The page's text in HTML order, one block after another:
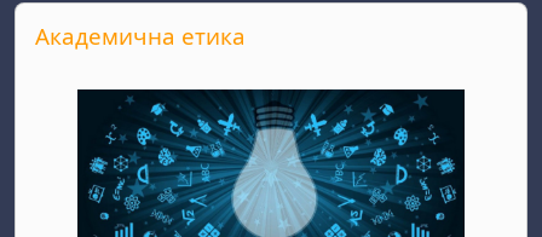
Прескочи Академична етика
Академична етика